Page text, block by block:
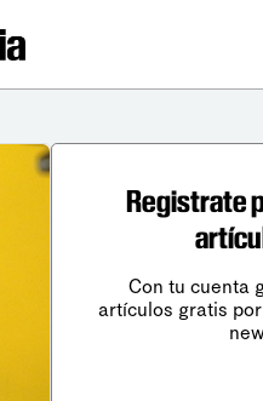
Registrate
Con tu cuenta
artículos gratis